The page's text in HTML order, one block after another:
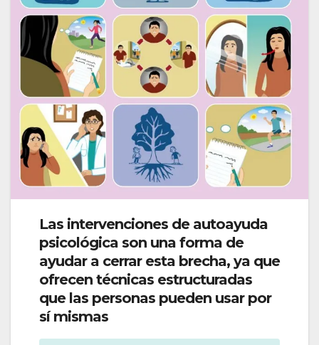
Las intervenciones de autoayuda
psicológica son una forma de
ayudar a cerrar esta brecha, ya que
ofrecen técnicas estructuradas
que las personas pueden usar por
sí mismas